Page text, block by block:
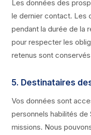
Les données des
le dernier contact. Les
pendant la durée de la
pour respecter les
retenus sont
5. Destinataires
Vos données sont
personnels habilités de
missions. Nous